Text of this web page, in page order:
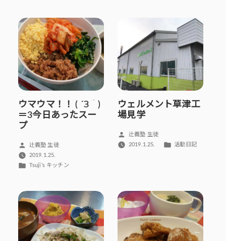
リ
ー:
ウマウマ！！ ( ´З｀)
＝3今日あったスー
プ
投
稿
者:
辻義塾 生徒
2019.1.25.
カ
ー:
Tsuji’s キッチン
ウェルメント草津工
場見学
投
稿
辻義塾 生徒
2019.1.25.
カ
活動日記